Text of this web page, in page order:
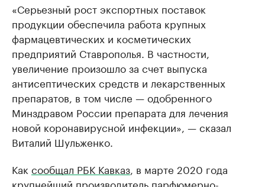
«Серьезный рост экспортных поставок
продукции обеспечила работа крупных
фармацевтических и косметических
предприятий Ставрополья. В частности,
увеличение произошло за счет выпуска
антисептических средств и лекарственных
препаратов, в том числе — одобренного
Минздравом России препарата для лечения
новой коронавирусной инфекции», — сказал
Виталий Шульженко.
Как сообщал РБК Кавказ , в марте 2020 года
крупнейший производитель парфюмерно-